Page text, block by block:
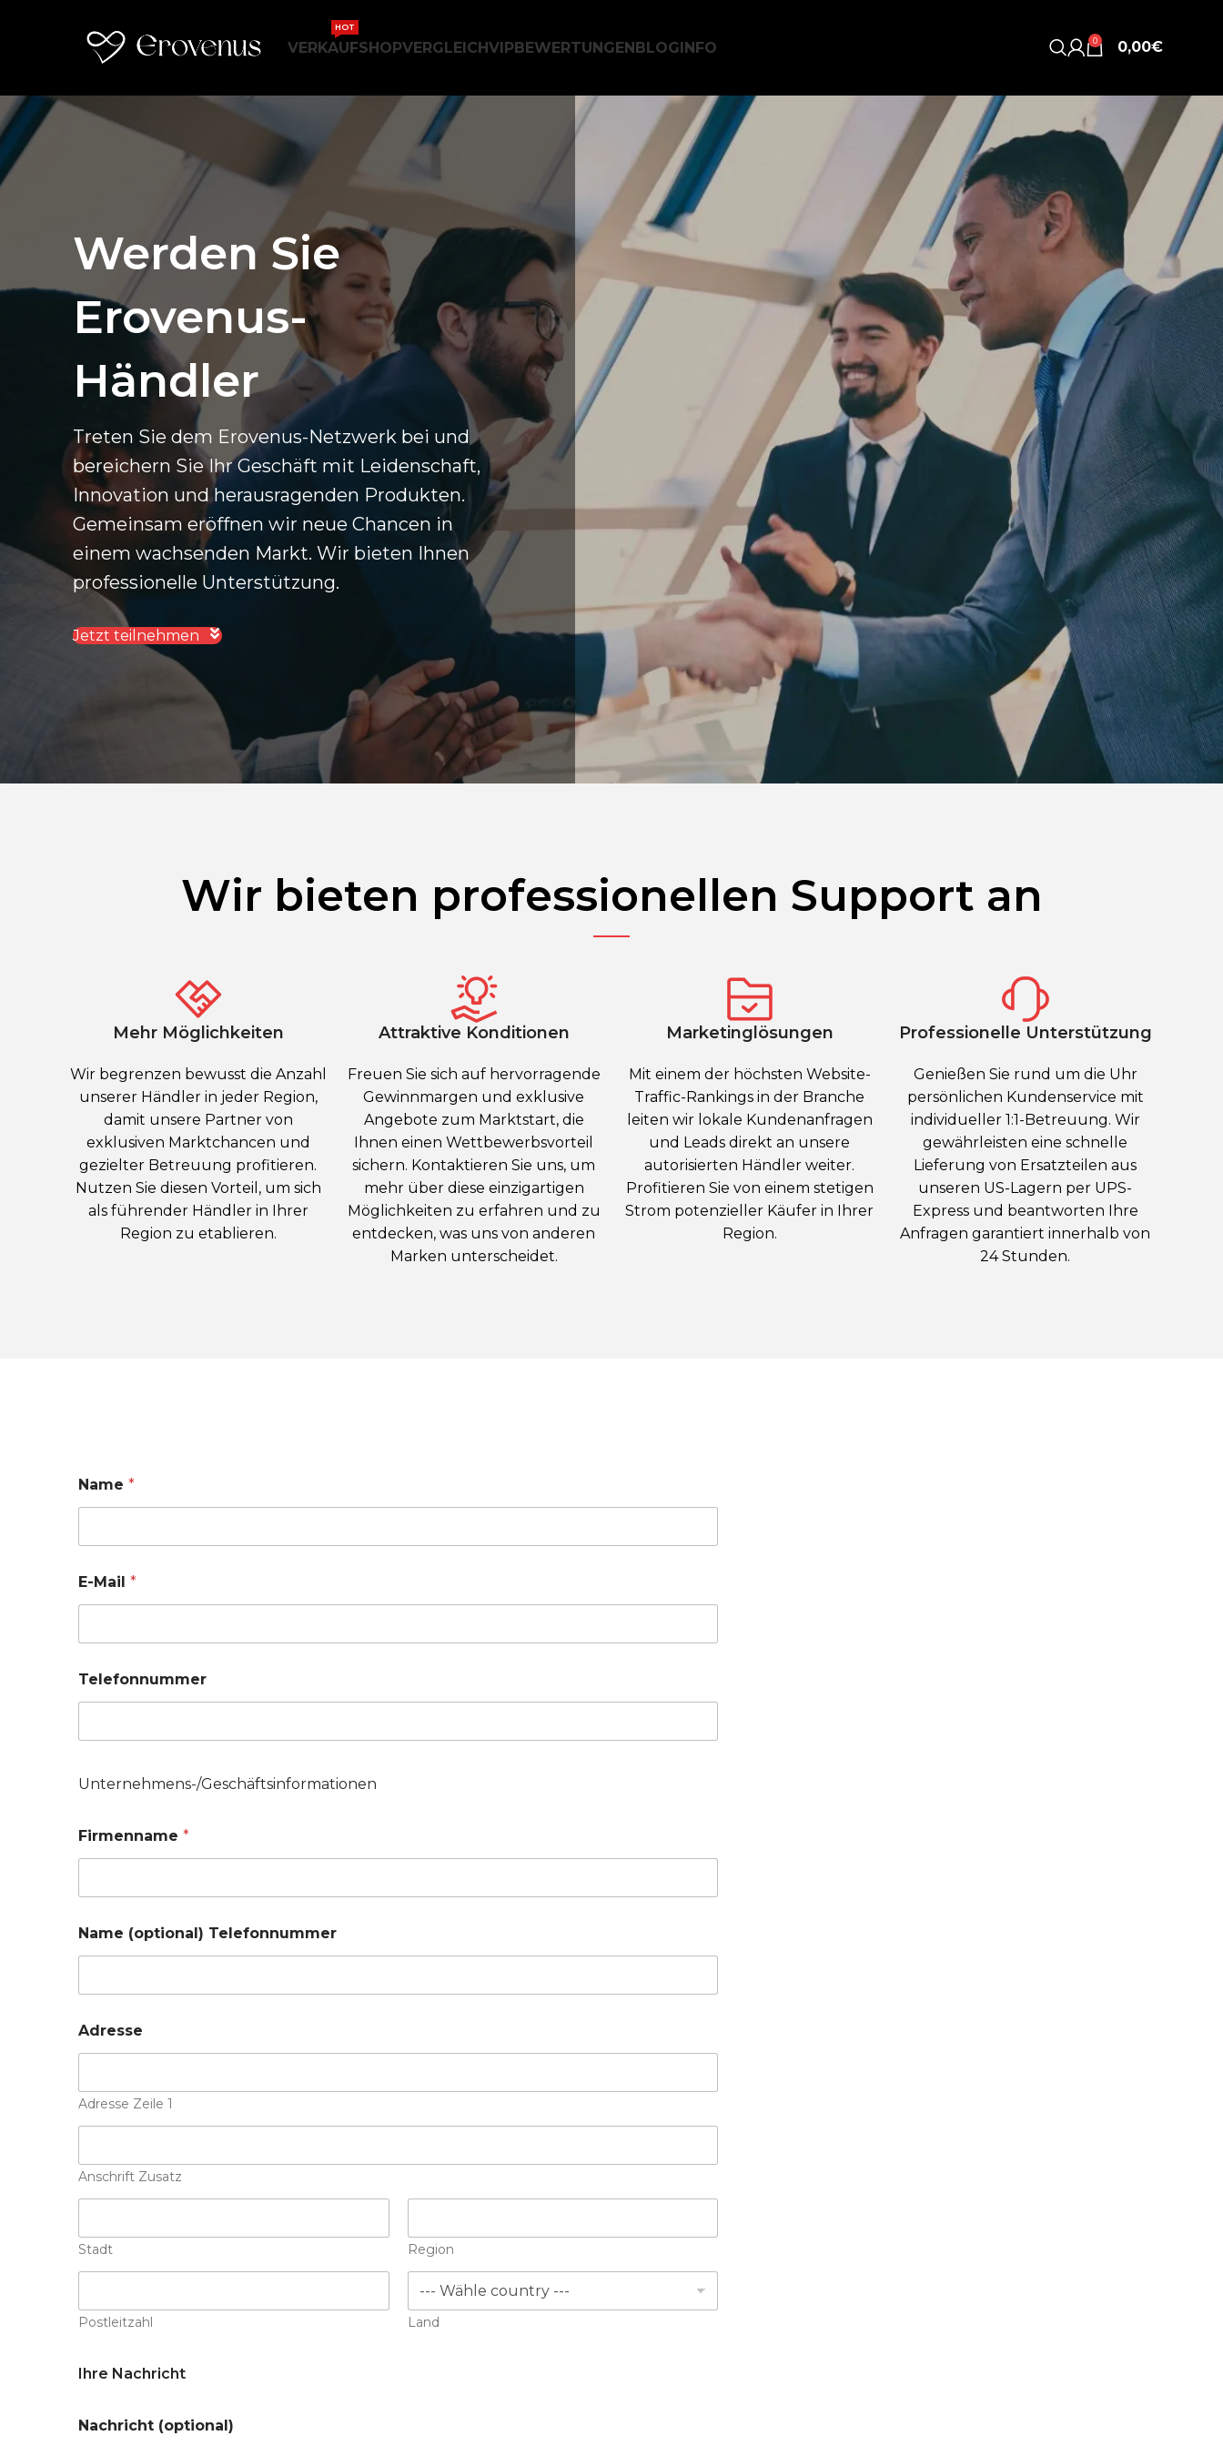
VERKAUF
HOT
SHOPVERGLEICHVIPBEWERTUNGENBLOGINFO 0 0,00€
Werden Sie
Erovenus-
Händler
Treten Sie dem Erovenus-Netzwerk bei und
bereichern Sie Ihr Geschäft mit Leidenschaft,
Innovation und herausragenden Produkten.
Gemeinsam eröffnen wir neue Chancen in
einem wachsenden Markt. Wir bieten Ihnen
professionelle Unterstützung.
Jetzt teilnehmen
Wir bieten professionellen Support an
Mehr Möglichkeiten
Wir begrenzen bewusst die Anzahl
unserer Händler in jeder Region,
damit unsere Partner von
exklusiven Marktchancen und
gezielter Betreuung profitieren.
Nutzen Sie diesen Vorteil, um sich
als führender Händler in Ihrer
Region zu etablieren.
Attraktive Konditionen
Freuen Sie sich auf hervorragende
Gewinnmargen und exklusive
Angebote zum Marktstart, die
Ihnen einen Wettbewerbsvorteil
sichern. Kontaktieren Sie uns, um
mehr über diese einzigartigen
Möglichkeiten zu erfahren und zu
entdecken, was uns von anderen
Marken unterscheidet.
Marketinglösungen
Mit einem der höchsten Website-
Traffic-Rankings in der Branche
leiten wir lokale Kundenanfragen
und Leads direkt an unsere
autorisierten Händler weiter.
Profitieren Sie von einem stetigen
Strom potenzieller Käufer in Ihrer
Region.
Professionelle Unterstützung
Genießen Sie rund um die Uhr
persönlichen Kundenservice mit
individueller 1:1-Betreuung. Wir
gewährleisten eine schnelle
Lieferung von Ersatzteilen aus
unseren US-Lagern per UPS-
Express und beantworten Ihre
Anfragen garantiert innerhalb von
24 Stunden.
Name *
E-Mail *
Telefonnummer
Unternehmens-/Geschäftsinformationen
Firmenname *
Name (optional) Telefonnummer
Adresse
Adresse Zeile 1
Anschrift Zusatz
Stadt Region
Postleitzahl Land
Ihre Nachricht
Nachricht (optional)